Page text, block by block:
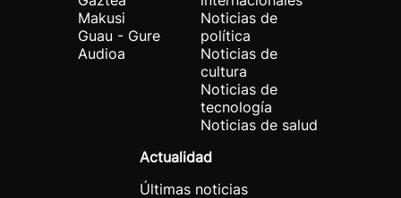
Makusi
Guau - Gure
Audioa
Noticias de
política
Noticias de
cultura
Noticias de
tecnología
Noticias de salud
Actualidad
Últimas noticias